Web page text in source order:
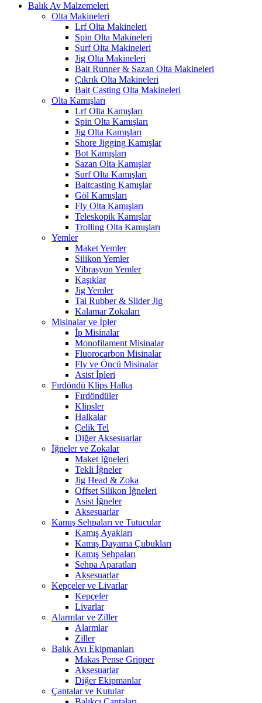
Balık Av Malzemeleri
Olta Makineleri
Lrf Olta Makineleri
Spin Olta Makineleri
Surf Olta Makineleri
Jig Olta Makineleri
Bait Runner & Sazan Olta Makineleri
Çıkrık Olta Makineleri
Bait Casting Olta Makineleri
Olta Kamışları
Lrf Olta Kamışları
Spin Olta Kamışları
Jig Olta Kamışları
Shore Jigging Kamışlar
Bot Kamışları
Sazan Olta Kamışlar
Surf Olta Kamışları
Baitcasting Kamışlar
Göl Kamışları
Fly Olta Kamışları
Teleskopik Kamışlar
Trolling Olta Kamışları
Yemler
Maket Yemler
Silikon Yemler
Vibrasyon Yemler
Kaşıklar
Jig Yemler
Tai Rubber & Slider Jig
Kalamar Zokaları
Misinalar ve İpler
İp Misinalar
Monofilament Misinalar
Fluorocarbon Misinalar
Fly ve Öncü Misinalar
Asist İpleri
Fırdöndü Klips Halka
Fırdöndüler
Klipsler
Halkalar
Çelik Tel
Diğer Aksesuarlar
İğneler ve Zokalar
Maket İğneleri
Tekli İğneler
Jig Head & Zoka
Offset Silikon İğneleri
Asist İğneler
Aksesuarlar
Kamış Sehpaları ve Tutucular
Kamış Ayakları
Kamış Dayama Çubukları
Kamış Sehpaları
Sehpa Aparatları
Aksesuarlar
Kepçeler ve Livarlar
Kepçeler
Livarlar
Alarmlar ve Ziller
Alarmlar
Ziller
Balık Avı Ekipmanları
Makas Pense Gripper
Aksesuarlar
Diğer Ekipmanlar
Çantalar ve Kutular